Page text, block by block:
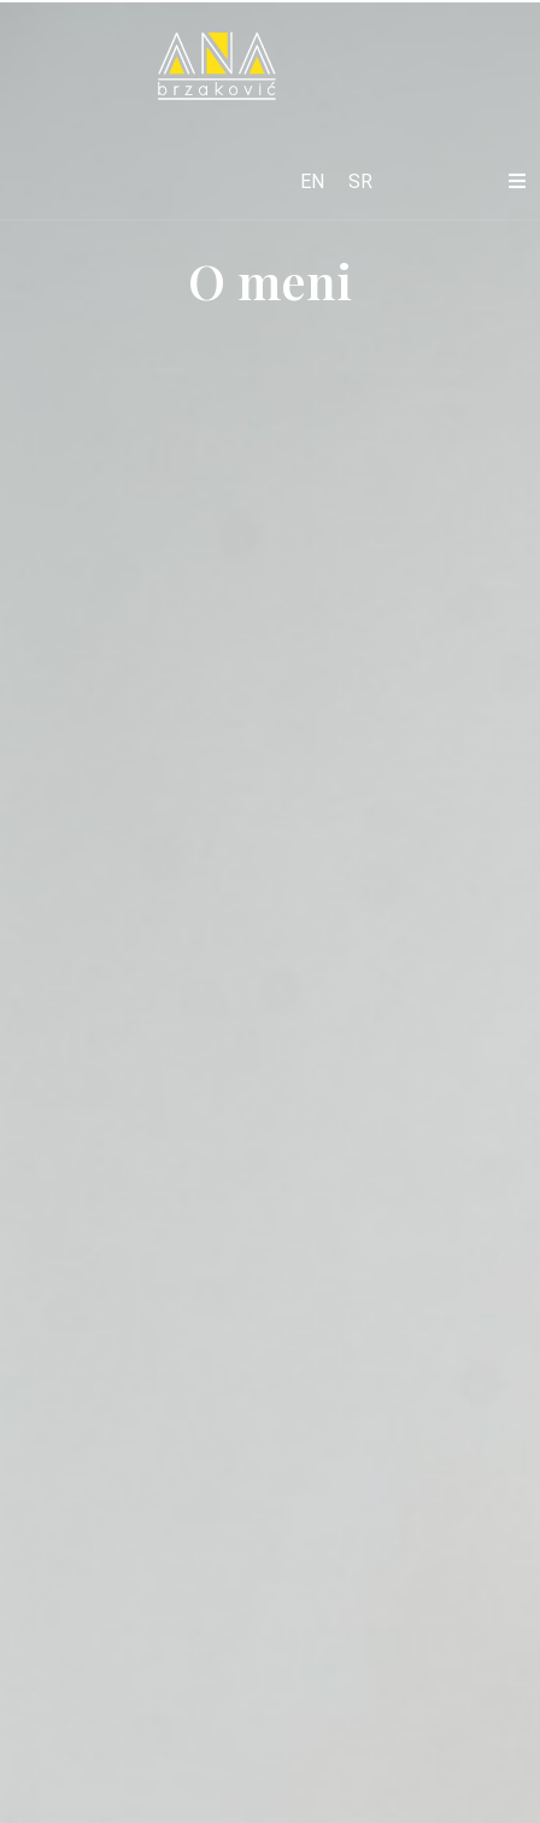
EN SR
O meni